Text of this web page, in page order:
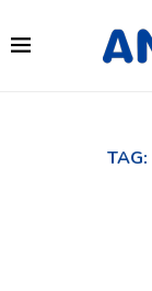
TAG: